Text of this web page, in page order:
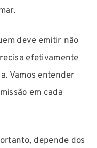
deve emitir não
efetivamente
Vamos entender
em cada
depende dos